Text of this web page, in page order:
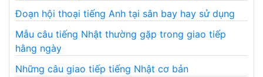
Đoạn hội thoại tiếng Anh tại sân bay hay sử dụng
Mẫu câu tiếng Nhật thường gặp trong giao tiếp
hằng ngày
Những câu giao tiếp tiếng Nhật cơ bản